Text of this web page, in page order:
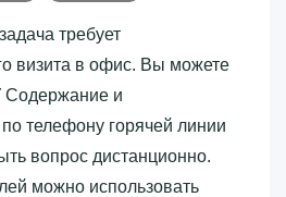
требует
визита в офис. Вы можете
Содержание и
по телефону горячей линии
вопрос дистанционно.
можно использовать